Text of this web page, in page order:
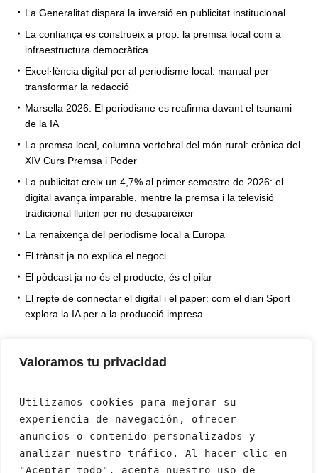
Valoramos tu privacidad
Utilizamos cookies para mejorar su
experiencia de navegación, ofrecer
anuncios o contenido personalizados y
analizar nuestro tráfico. Al hacer clic en
"Aceptar todo", acepta nuestro uso de
La Generalitat dispara la inversió en publicitat institucional
La confiança es construeix a prop: la premsa local com a
infraestructura democràtica
Excel·lència digital per al periodisme local: manual per
transformar la redacció
Marsella 2026: El periodisme es reafirma davant el tsunami
de la IA
La premsa local, columna vertebral del món rural: crònica del
XIV Curs Premsa i Poder
La publicitat creix un 4,7% al primer semestre de 2026: el
digital avança imparable, mentre la premsa i la televisió
tradicional lluiten per no desaparèixer
La renaixença del periodisme local a Europa
El trànsit ja no explica el negoci
El pòdcast ja no és el producte, és el pilar
El repte de connectar el digital i el paper: com el diari Sport
explora la IA per a la producció impresa